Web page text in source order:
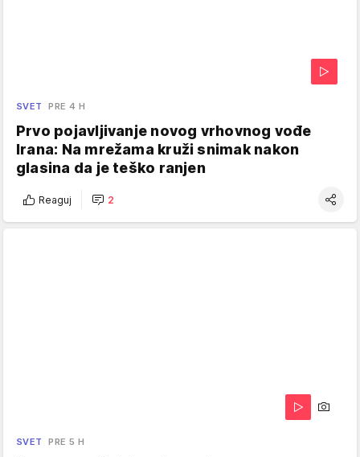
SVET PRE 4 H
Prvo pojavljivanje novog vrhovnog vođe
Irana: Na mrežama kruži snimak nakon
glasina da je teško ranjen
Reaguj 2
SVET PRE 5 H